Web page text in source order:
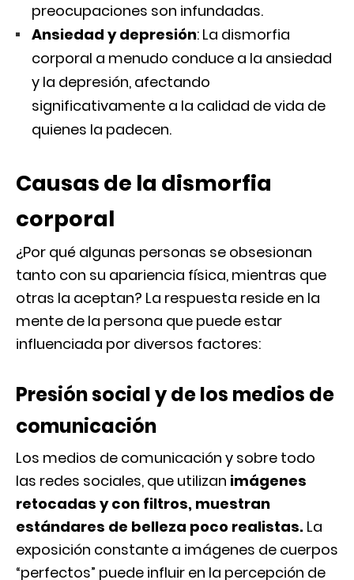
preocupaciones son infundadas.
Ansiedad y depresión: La dismorfia
corporal a menudo conduce a la ansiedad
y la depresión, afectando
significativamente a la calidad de vida de
quienes la padecen.
Causas de la dismorfia
corporal
¿Por qué algunas personas se obsesionan
tanto con su apariencia física, mientras que
otras la aceptan? La respuesta reside en la
mente de la persona que puede estar
influenciada por diversos factores:
Presión social y de los medios de
comunicación
Los medios de comunicación y sobre todo
las redes sociales, que utilizan imágenes
retocadas y con filtros, muestran
estándares de belleza poco realistas. La
exposición constante a imágenes de cuerpos
“perfectos” puede influir en la percepción de